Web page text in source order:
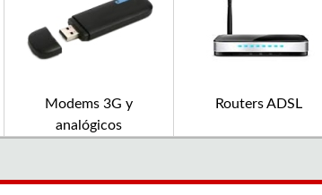
Modems 3G y
analógicos
Routers ADSL